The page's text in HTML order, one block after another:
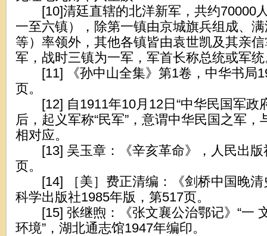
[10]清廷直辖的北洋新军，共约70000
一至六镇），除第一镇由京城旗兵组成、
等）率领外，其他各镇皆由袁世凯及其亲
军，战时三镇为一军，军首长称总统或军
[11] 《孙中山全集》第1卷，中华书局
页。
[12] 自1911年10月12日“中华民国军政
后，起义军称“民军”，意谓中华民国之军
相对应。
[13] 吴玉章：《辛亥革命》，人民出版
页。
[14] ［美］费正清编：《剑桥中国晚清
科学出版社1985年版，第517页。
[15] 张继煦：《张文襄公治鄂记》“一
环境”，湖北通志馆1947年编印。